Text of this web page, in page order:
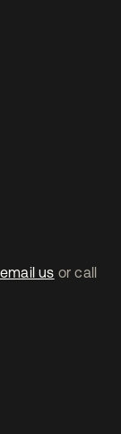
email us or call